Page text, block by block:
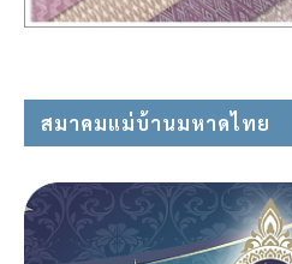
สมาคมแม่บ้านมหาดไทย